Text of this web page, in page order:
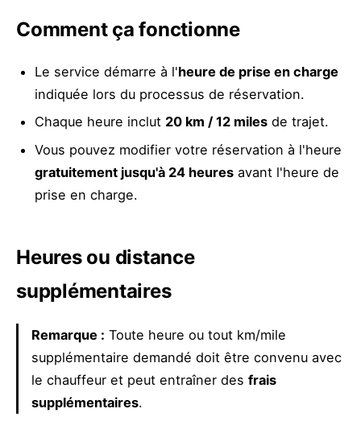
Comment ça fonctionne
Le service démarre à l'heure de prise en charge
indiquée lors du processus de réservation.
Chaque heure inclut 20 km / 12 milesde trajet.
Vous pouvez modifier votre réservation à l'heure
gratuitement jusqu'à 24 heuresavant l'heure de
prise en charge.
Heures ou distance
supplémentaires
Remarque : Toute heure ou tout km/mile
supplémentaire demandé doit être convenu avec
le chauffeur et peut entraîner desfrais
supplémentaires.